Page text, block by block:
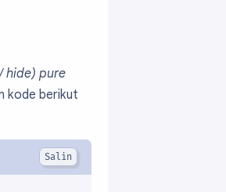
hide) pure
kode berikut